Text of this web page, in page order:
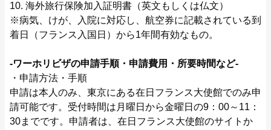
10. 海外旅行保険加入証明書（英文もしくは仏文）
※病気、けが、入院に対応し、航空券に記載されている到
着日（フランス入国日）から1年間有効なもの。
‐ワーホリビザの申請手順・申請費用・所要時間など‐
・申請方法・手順
申請は本人のみ、東京にある在日フランス大使館でのみ申
請可能です。受付時間は月曜日から金曜日の9：00～11：
30までです。申請者は、在日フランス大使館のサイトか